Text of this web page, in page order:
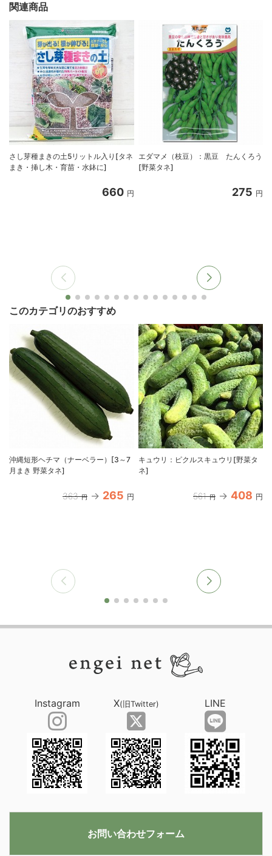
関連商品
さし芽種まきの土5リットル入り[タネ
まき・挿し木・育苗・水鉢に]
660 円
エダマメ（枝豆）：黒豆 たんくろう
[野菜タネ]
275 円
このカテゴリのおすすめ
沖縄短形ヘチマ（ナーベラー）[3～7
月まき 野菜タネ]
363 円 265 円
キュウリ：ピクルスキュウリ[野菜タ
ネ]
561 円 408 円
Instagram X(旧Twitter) LINE
お問い合わせフォーム